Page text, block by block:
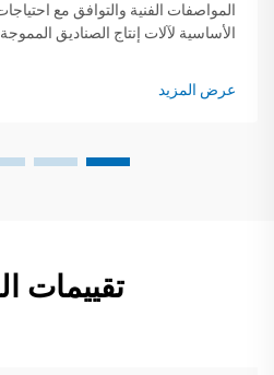
المواصفات الفنية والتوافق مع
الأساسية لآلات إنتاج الصناديق
التشغيل...
عرض المزيد
تقييمات